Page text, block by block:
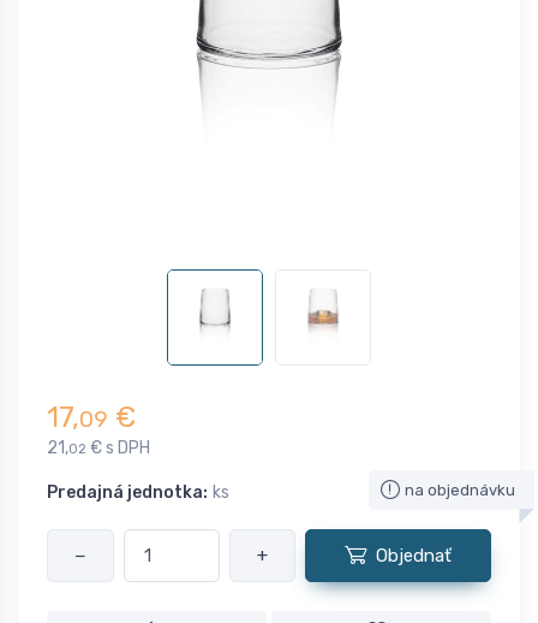
17,09 €
21,02 € s DPH
Predajná jednotka: ks na objednávku
− + Objednať